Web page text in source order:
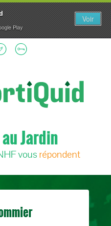
Play
Voir
Jardin
vousrépondent